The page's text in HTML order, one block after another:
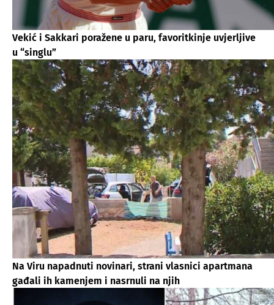
Vekić i Sakkari poražene u paru, favoritkinje uvjerljive
u “singlu”
Na Viru napadnuti novinari, strani vlasnici apartmana
gađali ih kamenjem i nasrnuli na njih